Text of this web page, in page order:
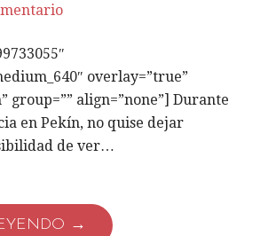
overlay=”true”
group=”” align=”none”] Durante
en Pekín, no quise dejar
de ver…
→